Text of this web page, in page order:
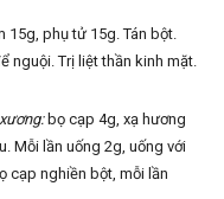
phụ tử 15g. Tán bột.
nguội. Trị liệt thần kinh mặt.
bọ cạp 4g, xạ hương
Mỗi lần uống 2g, uống với
cạp nghiền bột, mỗi lần